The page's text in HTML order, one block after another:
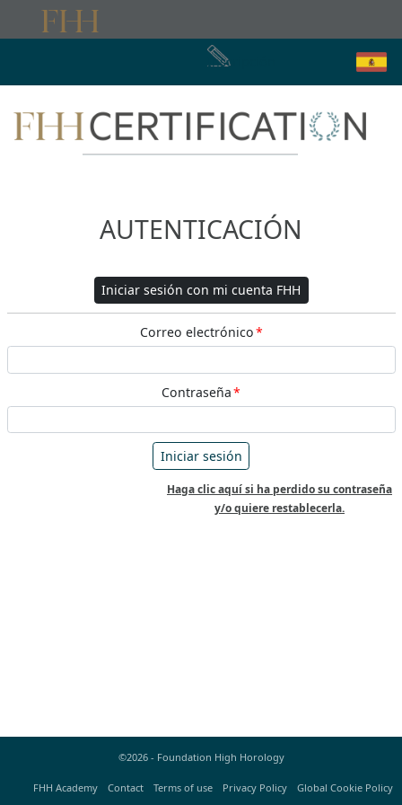
Inscripción
AUTENTICACIÓN
Iniciar sesión con mi cuenta FHH
Correo electrónico*
Contraseña*
Haga clic aquí si ha perdido su contraseña
y/o quiere restablecerla.
©2026 - Foundation High Horology
FHH Academy Contact Terms of use Privacy Policy Global Cookie Policy